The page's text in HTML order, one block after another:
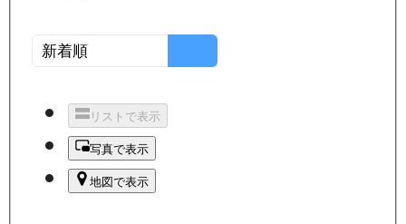
リストで表示
写真で表示
地図で表示